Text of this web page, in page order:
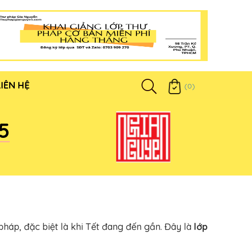
HỆ (0)
đặc biệt là khi Tết đang đến gần. Đây là lớp